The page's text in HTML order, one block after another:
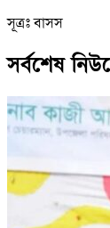
সূত্রঃ বাসস
সর্বশেষ